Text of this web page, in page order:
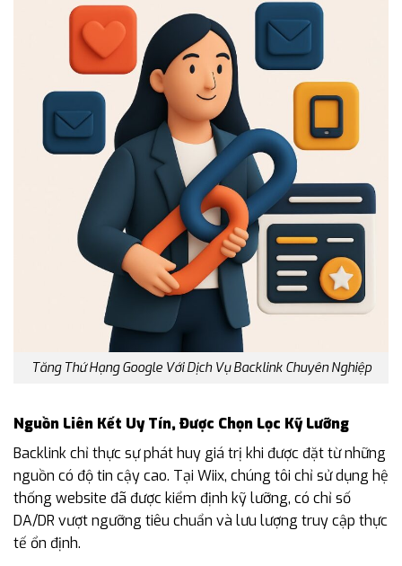
Tăng Thứ Hạng Google Với Dịch Vụ Backlink Chuyên Nghiệp
Nguồn Liên Kết Uy Tín, Được Chọn Lọc Kỹ Lưỡng
Backlink chỉ thực sự phát huy giá trị khi được đặt từ những
nguồn có độ tin cậy cao. Tại Wiix, chúng tôi chỉ sử dụng hệ
thống website đã được kiểm định kỹ lưỡng, có chỉ số
DA/DR vượt ngưỡng tiêu chuẩn và lưu lượng truy cập thực
tế ổn định.